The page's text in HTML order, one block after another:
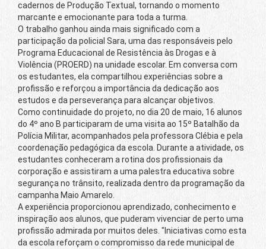
cadernos de Produção Textual, tornando o momento
marcante e emocionante para toda a turma.
O trabalho ganhou ainda mais significado com a
participação da policial Sara, uma das responsáveis pelo
Programa Educacional de Resistência às Drogas e à
Violência (PROERD) na unidade escolar. Em conversa com
os estudantes, ela compartilhou experiências sobre a
profissão e reforçou a importância da dedicação aos
estudos e da perseverança para alcançar objetivos.
Como continuidade do projeto, no dia 20 de maio, 16 alunos
do 4º ano B participaram de uma visita ao 15º Batalhão da
Polícia Militar, acompanhados pela professora Clébia e pela
coordenação pedagógica da escola. Durante a atividade, os
estudantes conheceram a rotina dos profissionais da
corporação e assistiram a uma palestra educativa sobre
segurança no trânsito, realizada dentro da programação da
campanha Maio Amarelo.
A experiência proporcionou aprendizado, conhecimento e
inspiração aos alunos, que puderam vivenciar de perto uma
profissão admirada por muitos deles. "Iniciativas como esta
da escola reforçam o compromisso da rede municipal de